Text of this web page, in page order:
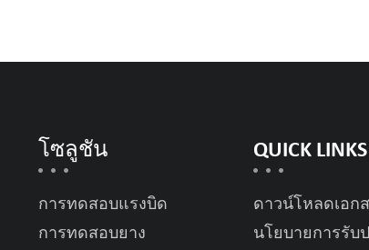
โซลูชัน
การทดสอบแรงบิด
การทดสอบยาง
QUICK LINKS
ดาวน์โหลดเอก
นโยบายการรับ